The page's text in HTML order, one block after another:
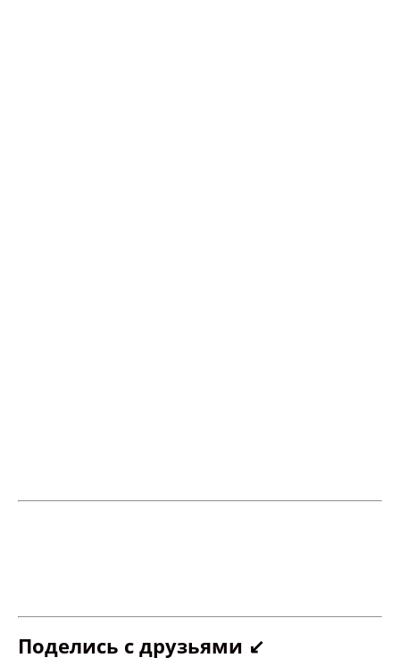
Поделись с друзьями ↙️